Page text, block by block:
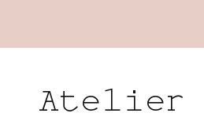
Atelier